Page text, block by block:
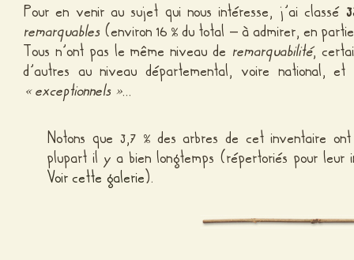
Pour en venir au sujet qui nous intéresse, j’ai classé
remarquables (environ 16 % du total – à admirer, en
Tous n’ont pas le même niveau de remarquabilité,
d’autres au niveau départemental, voire national,
« exceptionnels »…
Notons que 3,7 % des arbres de cet inventaire
plupart il y a bien longtemps (répertoriés pour leur
Voir cette galerie).